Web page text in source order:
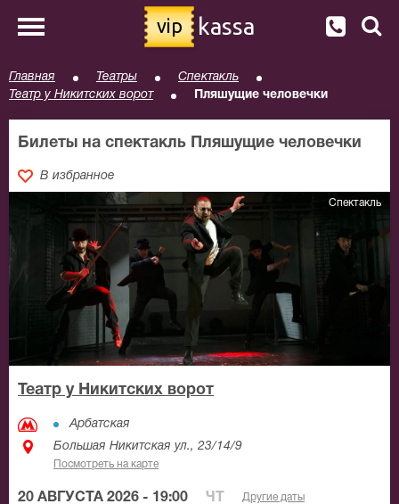
vip kassa
Главная Театры
Спектакль
Театр у Никитских ворот
Пляшущие человечки
Билеты на спектакль Пляшущие человечки
В избранное
Спектакль
Театр у Никитских ворот
Арбатская
Большая Никитская ул., 23/14/9
Посмотреть на карте
20 АВГУСТА 2026 - 19:00 ЧТ Другие даты